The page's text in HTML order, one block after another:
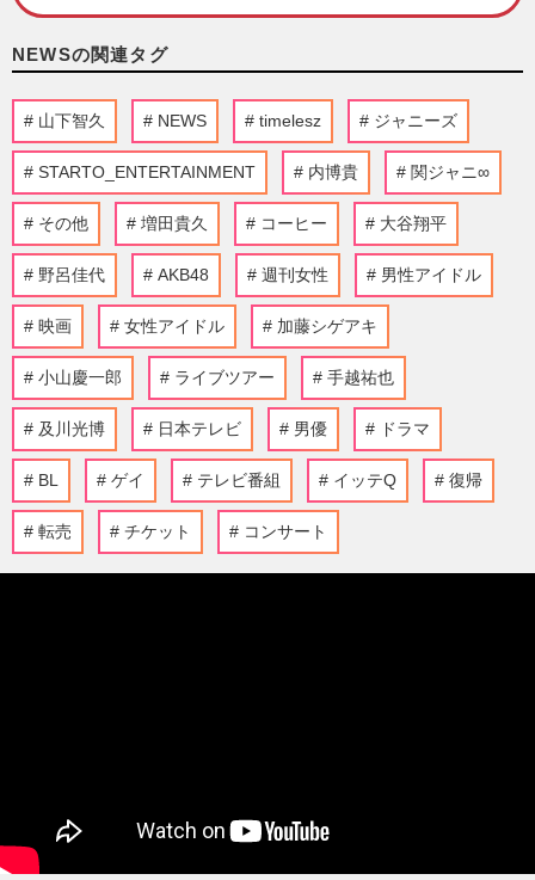
NEWSの関連タグ
山下智久 NEWS timelesz ジャニーズ
STARTO_ENTERTAINMENT 内博貴 関ジャニ∞
その他 増田貴久 コーヒー 大谷翔平
野呂佳代 AKB48 週刊女性 男性アイドル
映画 女性アイドル 加藤シゲアキ
小山慶一郎 ライブツアー 手越祐也
及川光博 日本テレビ 男優 ドラマ
BL ゲイ テレビ番組 イッテQ 復帰
転売 チケット コンサート